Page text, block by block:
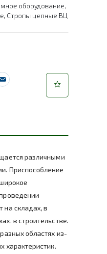
оборудование,
, Стропы цепные ВЦ
Email
различными
Приспособление
на складах, в
в строительстве.
областях из-
характеристик.